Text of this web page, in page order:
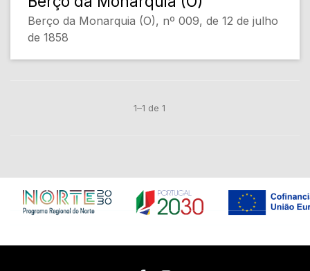
Berço da Monarquia (O), nº 009, de 12 de julho
de 1858
1–1 de 1